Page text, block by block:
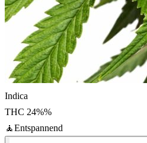
Indica
THC 24%%
🧘Entspannend